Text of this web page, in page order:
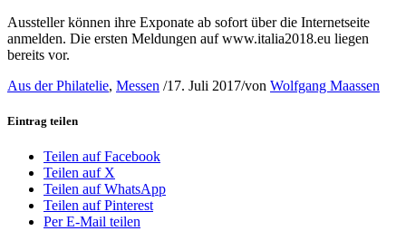
Aussteller können ihre Exponate ab sofort über die Internetseite
anmelden. Die ersten Meldungen auf www.italia2018.eu liegen
bereits vor.
Aus der Philatelie, Messen /17. Juli 2017/von Wolfgang Maassen
Eintrag teilen
Teilen auf Facebook
Teilen auf X
Teilen auf WhatsApp
Teilen auf Pinterest
Per E-Mail teilen